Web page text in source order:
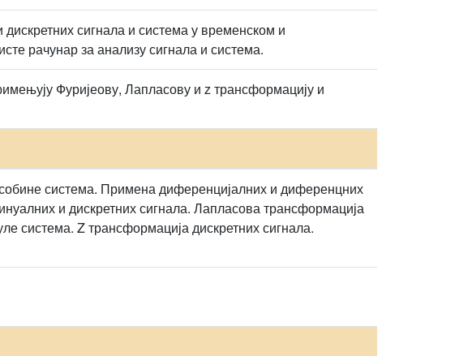
сигнала и система у временском и
рачунар за анализу сигнала и система.
Фуријеову, Лапласову и z трансформацију и
система. Примена диференцијалних и диференцних
и дискретних сигнала. Лапласова трансформација
система. Z трансформација дискретних сигнала.